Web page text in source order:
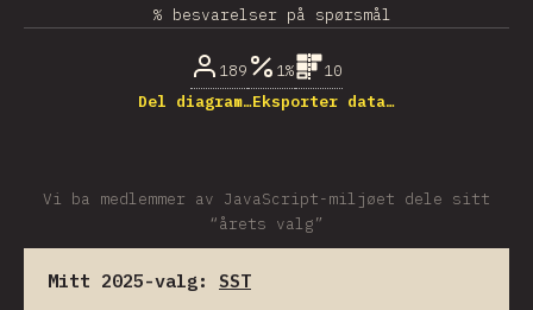
% besvarelser på spørsmål
189 1%
10
Del diagram…Eksporter data…
Vi ba medlemmer av JavaScript-miljøet dele sitt
“årets valg”
Mitt 2025-valg: SST